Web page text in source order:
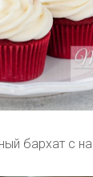
бархат с